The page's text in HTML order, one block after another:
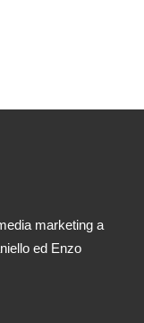
marketing a
ed Enzo